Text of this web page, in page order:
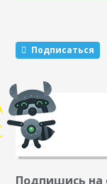
Подписаться
Подпишись на